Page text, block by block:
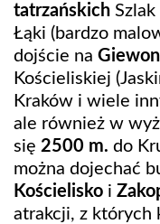
tatrzańskich
Łąki (bardzo
dojście na
Kościeliskiej
Kraków i wiele
ale również w
się 2500 m. do
można dojechać
Kościelisko i
atrakcji, z których